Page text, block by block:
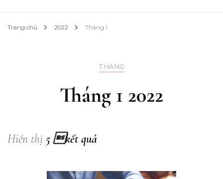
Trang chủ 2022 Tháng 1
THÁNG
Tháng 1 2022
Hiển thị 5 kết quả